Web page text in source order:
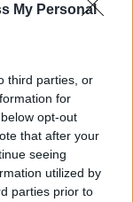
My Personal
third parties, or
for
opt-out
that after your
seeing
utilized by
parties prior to
como
da
a
da ação